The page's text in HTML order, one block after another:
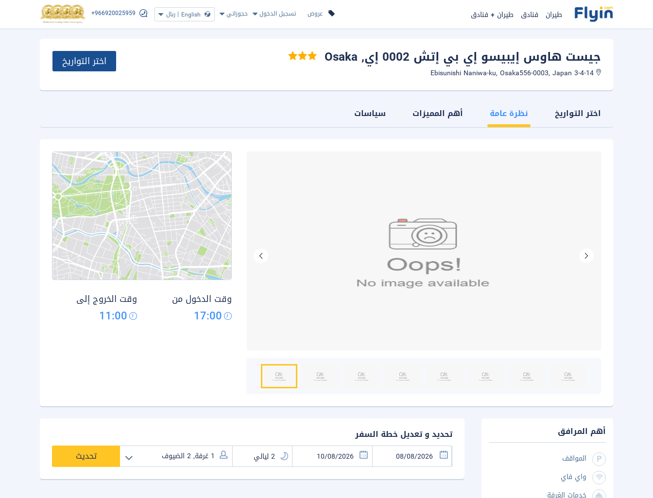
عروض تسجيل الدخول حجوزاتي English
| ريال +966920025959 طيران فنادق طيران + فنادق
جيست هاوس إيبيسو إي بي إتش 0002 إي , Osaka اختر التواريخ
اختر التواريخ نظرة عامة أهم المميزات سياسات
وقت الدخول من
17:00
وقت الخروج إلى
11:00
تحديد و تعديل خطة السفر
تحديث
أهم المرافق
المواقف
واي فاي
خدمات الغرفة